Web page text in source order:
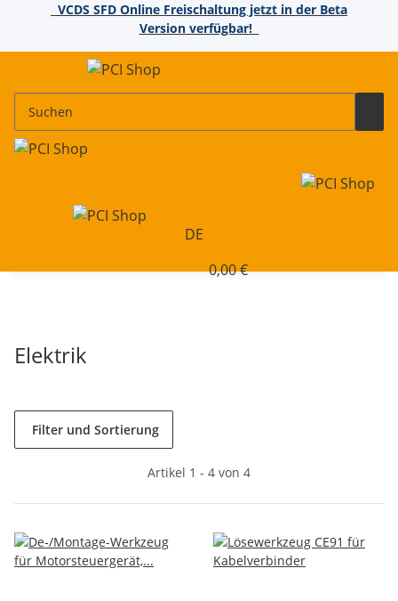
VCDS SFD Online Freischaltung jetzt in der Beta
Version verfügbar!
DE
0,00 €
Elektrik
Filter und Sortierung
Artikel 1 - 4 von 4